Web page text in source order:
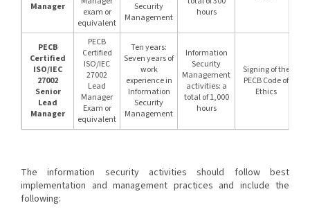
Manager
exam or
equivalent
Security
Management
hours
PECB
Certified
ISO/IEC
27002
Senior
Lead
Manager
PECB
Certified
ISO/IEC
27002
Lead
Manager
Exam or
equivalent
Ten years:
Seven years of
work
experience in
Information
Security
Management
Information
Security
Management
activities: a
total of 1,000
hours
Signing of the
PECB Code of
Ethics
The information security activities should follow best
implementation and management practices and include the
following: